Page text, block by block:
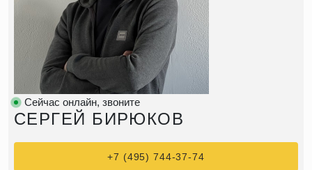
Сейчас онлайн, звоните
СЕРГЕЙ БИРЮКОВ
+7 (495) 744-37-74